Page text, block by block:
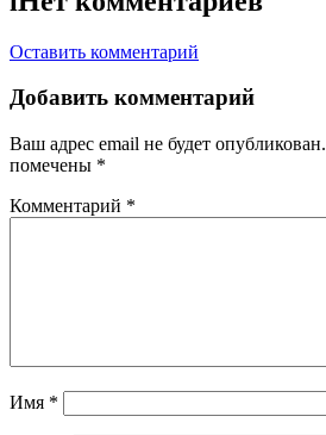
Оставить комментарий
Добавить комментарий
Ваш адрес email не будет опубликован.
помечены *
Комментарий *
Имя *